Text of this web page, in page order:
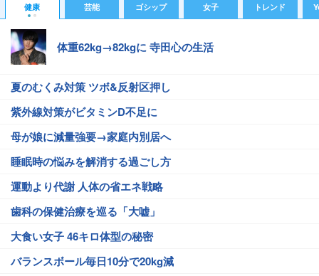
健康 芸能 ゴシップ 女子 トレンド
体重62kg→82kgに 寺田心の生活
夏のむくみ対策 ツボ&反射区押し
紫外線対策がビタミンD不足に
母が娘に減量強要→家庭内別居へ
睡眠時の悩みを解消する過ごし方
運動より代謝 人体の省エネ戦略
歯科の保健治療を巡る「大嘘」
大食い女子 46キロ体型の秘密
バランスボール毎日10分で20kg減